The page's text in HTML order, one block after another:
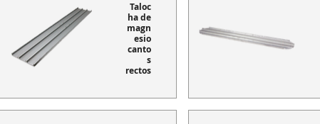
Taloc
ha de
magn
esio
canto
s
rectos